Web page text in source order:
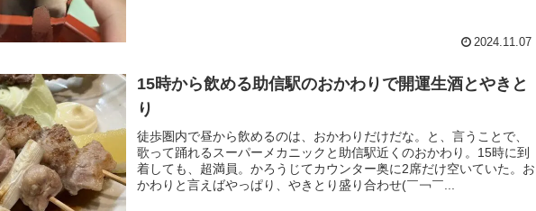
2024.11.07
15時から飲める助信駅のおかわりで開運生酒とやきと
り
徒歩圏内で昼から飲めるのは、おかわりだけだな。と、言うことで、
歌って踊れるスーパーメカニックと助信駅近くのおかわり。15時に到
着しても、超満員。かろうじてカウンター奥に2席だけ空いていた。お
かわりと言えばやっぱり、やきとり盛り合わせ(￣￢￣...